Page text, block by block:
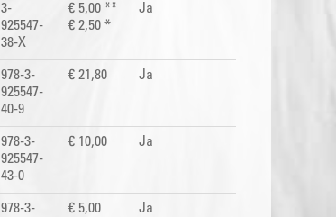
3-
925547-
38-X
€ 5,00 **
€ 2,50 *
Ja
978-3-
925547-
40-9
€ 21,80 Ja
978-3-
925547-
43-0
€ 10,00 Ja
978-3-
€ 5,00 Ja